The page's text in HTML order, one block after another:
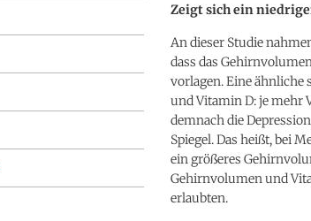
Zeigt sich ein
An dieser Studie
dass das
vorlagen. Eine ähnliche
und Vitamin D: je mehr
demnach die
Spiegel. Das heißt, bei
ein größeres
Gehirnvolumen und
erlaubten.